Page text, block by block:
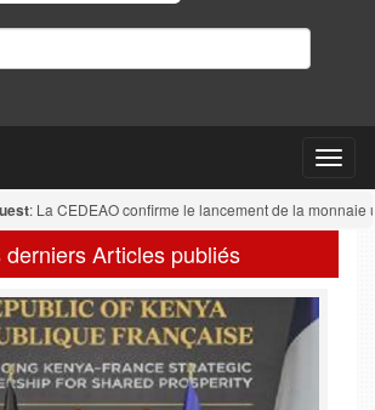
: La CEDEAO confirme le lancement de la monnaie
derniers Articles publiés